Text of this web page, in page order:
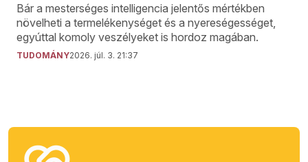
Bár a mesterséges intelligencia jelentős mértékben
növelheti a termelékenységet és a nyereségességet,
egyúttal komoly veszélyeket is hordoz magában.
TUDOMÁNY2026. júl. 3. 21:37